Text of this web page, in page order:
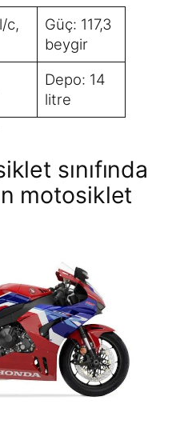
c,
Güç: 117,3
beygir
Depo: 14
litre
sınıfında
motosiklet